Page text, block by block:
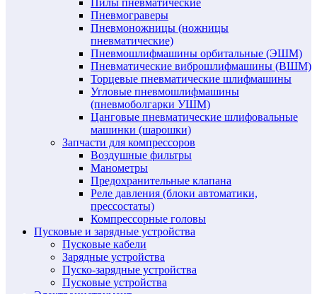
Пилы пневматические
Пневмограверы
Пневмоножницы (ножницы
пневматические)
Пневмошлифмашины орбитальные (ЭШМ)
Пневматические виброшлифмашины (ВШМ)
Торцевые пневматические шлифмашины
Угловые пневмошлифмашины
(пневмоболгарки УШМ)
Цанговые пневматические шлифовальные
машинки (шарошки)
Запчасти для компрессоров
Воздушные фильтры
Манометры
Предохранительные клапана
Реле давления (блоки автоматики,
прессостаты)
Компрессорные головы
Пусковые и зарядные устройства
Пусковые кабели
Зарядные устройства
Пуско-зарядные устройства
Пусковые устройства